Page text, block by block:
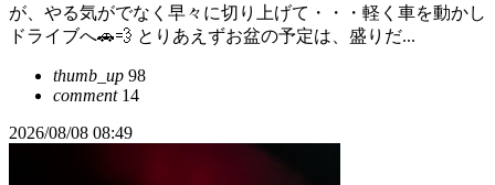
が、やる気がでなく早々に切り上げて・・・軽く車を動かし
ドライブへ🚗💨 とりあえずお盆の予定は、盛りだ...
thumb_up 98
comment14
2026/08/08 08:49